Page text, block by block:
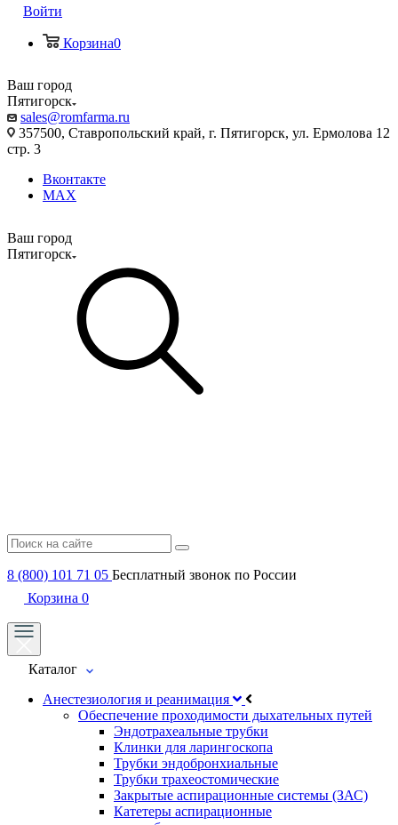
Войти
Корзина0
Ваш город
Пятигорск
sales@romfarma.ru
357500, Ставропольский край, г. Пятигорск, ул. Ермолова 12
стр. 3
Вконтакте
MAX
Ваш город
Пятигорск
8 (800) 101 71 05 Бесплатный звонок по России
Корзина 0
Каталог
Анестезиология и реанимация
Обеспечение проходимости дыхательных путей
Эндотрахеальные трубки
Клинки для ларингоскопа
Трубки эндобронхиальные
Трубки трахеостомические
Закрытые аспирационные системы (ЗАС)
Катетеры аспирационные